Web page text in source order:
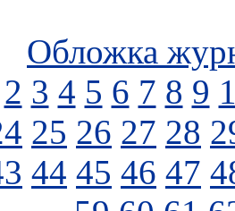
Обложка
2 3 4 5 6 7 8 9
25 26 27 28
44 45 46 47